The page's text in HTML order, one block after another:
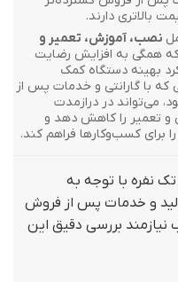
بالاتری دارند.
نصب، آموزش، تعمیر و
همگی به افزایش رضایت
بهینه دستگاه کمک
با گارانتی و خدمات پس از
می‌تواند در درازمدت
و تعمیر را کاهش دهد و
برای کسب‌وکارها فراهم کند.
نفره با توجه به
و خدمات پس از فروش
بررسی دقیق این